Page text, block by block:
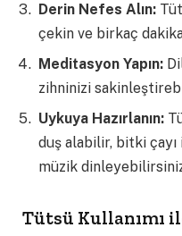
Derin Nefes Alın:
çekin ve birkaç
Meditasyon Yapın:
zihninizi
Uykuya Hazırlanın:
duş alabilir, bitki
müzik
Tütsü Kullanımı